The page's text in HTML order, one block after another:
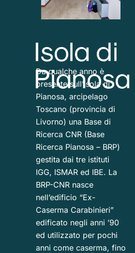
Isola di
Pianosa
Da qualche anno è
presente sull’Isola di
Pianosa, arcipelago
Toscano (provincia di
Livorno) una Base di
Ricerca CNR (Base
Ricerca Pianosa – BRP)
gestita dai tre istituti
IGG, ISMAR ed IBE. La
BRP-CNR nasce
nell’edificio “Ex-
Caserma Carabinieri”
edificato negli anni ’90
ed utilizzato per pochi
anni come caserma, fino